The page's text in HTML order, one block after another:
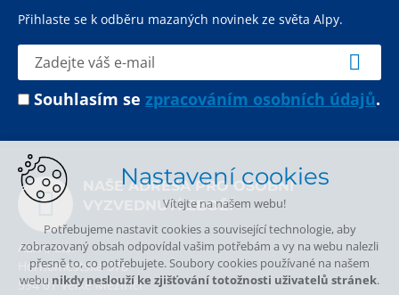
Přihlaste se k odběru mazaných novinek ze světa Alpy.
Souhlasím se zpracováním osobních údajů.
NAŠE ADRESA PRO OSOBNÍ
VYZVEDNUTÍ ZBOŽÍ
ALPA, a.s.
Hornoměstská 378
594 01 Velké Meziříčí
Nastavení cookies
Vítejte na našem webu!
Potřebujeme nastavit cookies a související technologie, aby
zobrazovaný obsah odpovídal vašim potřebám a vy na webu nalezli
přesně to, co potřebujete. Soubory cookies používané na našem
webu nikdy neslouží ke zjišťování totožnosti uživatelů stránek.